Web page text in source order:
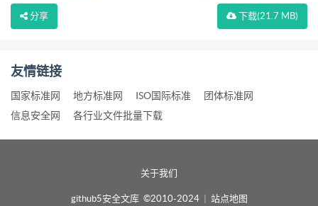
下载(21.7 MB)
分享
友情链接
国家标准网 地方标准网 ISO国际标准
团体标准网
信息安全网
各行业文件批量下载
关于我们
github5安全文库 ©2010-2024 站点地图